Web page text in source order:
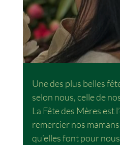
Une des plus belles
selon nous, celle de
La Fête des Mères est
remercier nos
qu’elles font pour